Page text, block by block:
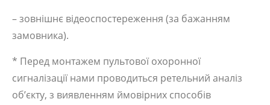
– зовнішнє відеоспостереження (за бажанням
замовника).
* Перед монтажем пультової охоронної
сигналізації нами проводиться ретельний аналіз
об’єкту, з виявленням ймовірних способів